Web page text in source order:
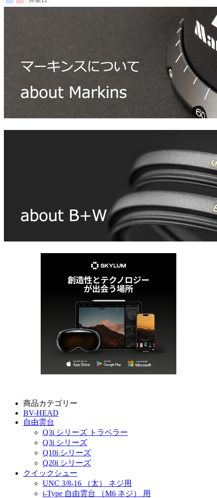
商品カテゴリー
BV-HEAD
自由雲台
Q3i シリーズ トラベラー
Q3i シリーズ
Q10i シリーズ
Q20i シリーズ
クイックシュー
UNC 3/8-16 （太） ネジ用
i-Type 自由雲台 （M6 ネジ） 用